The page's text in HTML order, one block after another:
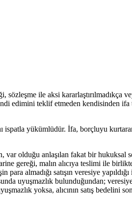
ile aksi kararlaştırılmadıkça
edimini teklif etmeden kendisinden
ispatla yükümlüdür. İfa, borçluyu
olduğu anlaşılan fakat bir hukuksal
gereği, malın alıcıya teslimi ile
almadığı satışın veresiye
uyuşmazlık bulunduğundan; veresiye
yoksa, alıcının satış bedelini